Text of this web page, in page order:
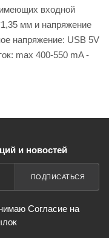
входной
мм и напряжение
напряжение: USB 5V
max 400-550 mA -
и новостей
ПОДПИСАТЬСЯ
Согласие на